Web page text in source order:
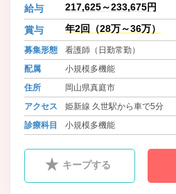
給与 217,625～233,675円
賞与 年2回（28万～36万）
募集形態
看護師（日勤常勤）
配属
小規模多機能
住所
岡山県真庭市
アクセス
姫新線 久世駅から車で5分
診療科目
小規模多機能
キープする